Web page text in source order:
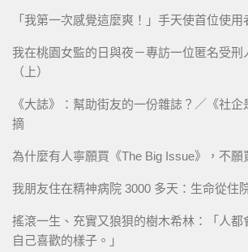
「我第一次感覺這麼爽！」手天使首位使
我在桃園女監的日與夜－專訪一位匿名受刑
（上）
《大誌》：幫助街友的一份雜誌？／《社
摘
為什麼有人寧願買《The Big Issue》，不願
我朋友住在精神病院 3000 多天：生命從住
搖滾一生、充實又狼狽的樹木希林：「人都
自己喜歡的樣子。」